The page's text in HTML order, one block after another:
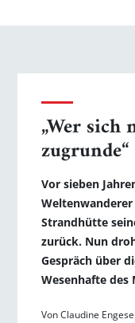
„Wer sich
zugrunde“
Vor sieben
Strandhütte
zurück. Nun
Gespräch über
Wesenhafte des
Von Claudine